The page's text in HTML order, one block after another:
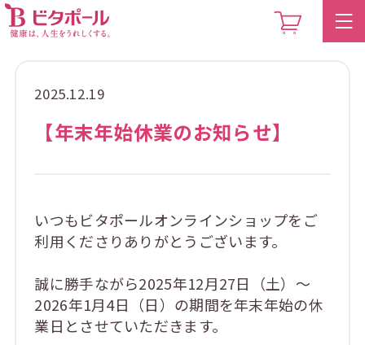
2025.12.19
【年末年始休業のお知らせ】
いつもビタポールオンラインショップをご
利用くださりありがとうございます。
誠に勝手ながら2025年12月27日（土）～
2026年1月4日（日）の期間を年末年始の休
業日とさせていただきます。